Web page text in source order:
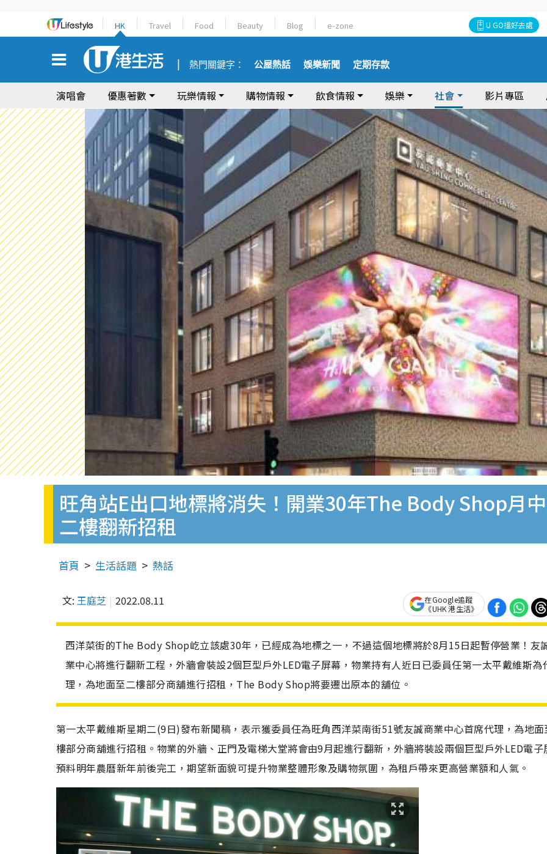
HK Travel Food Beauty Blog e-zone U GO搵好去處
熱門關鍵字： 公屋熱話 娛樂新聞 定期存款
演唱會 優惠著數 玩樂情報 購物情報 飲食情報 娛樂 社會 影片專區
旺角站E出口地標將消失！開業30年The Body Shop月
二樓翻新招租
首頁 生活話題 熱話
文: 王庭芝 2022.08.11
在Google追蹤
《UHK 港生活》
西洋菜街的The Body Shop屹立該處30年，已經成為地標之一，不過這個地標將於8月15日起暫停營業！友
業中心將進行翻新工程，外牆會裝設2個巨型戶外LED電子屏幕，物業持有人近日已委員任第一太平戴維斯為
理，為地面至二樓部分商舖進行招租，The Body Shop將要遷出原本的舖位。
第一太平戴維斯星期二(9日)發布新聞稿，表示獲委員任為旺角西洋菜南街51號友誠商業中心首席代理，為地
樓部分商舖進行招租。物業的外牆、正門及電梯大堂將會由9月起進行翻新，外牆將裝設兩個巨型戶外LED電子
預料明年農曆新年前後完工，期望新面貌可提升物業整體形象及購物氛圍，為租戶帶來更高營業額和人氣。